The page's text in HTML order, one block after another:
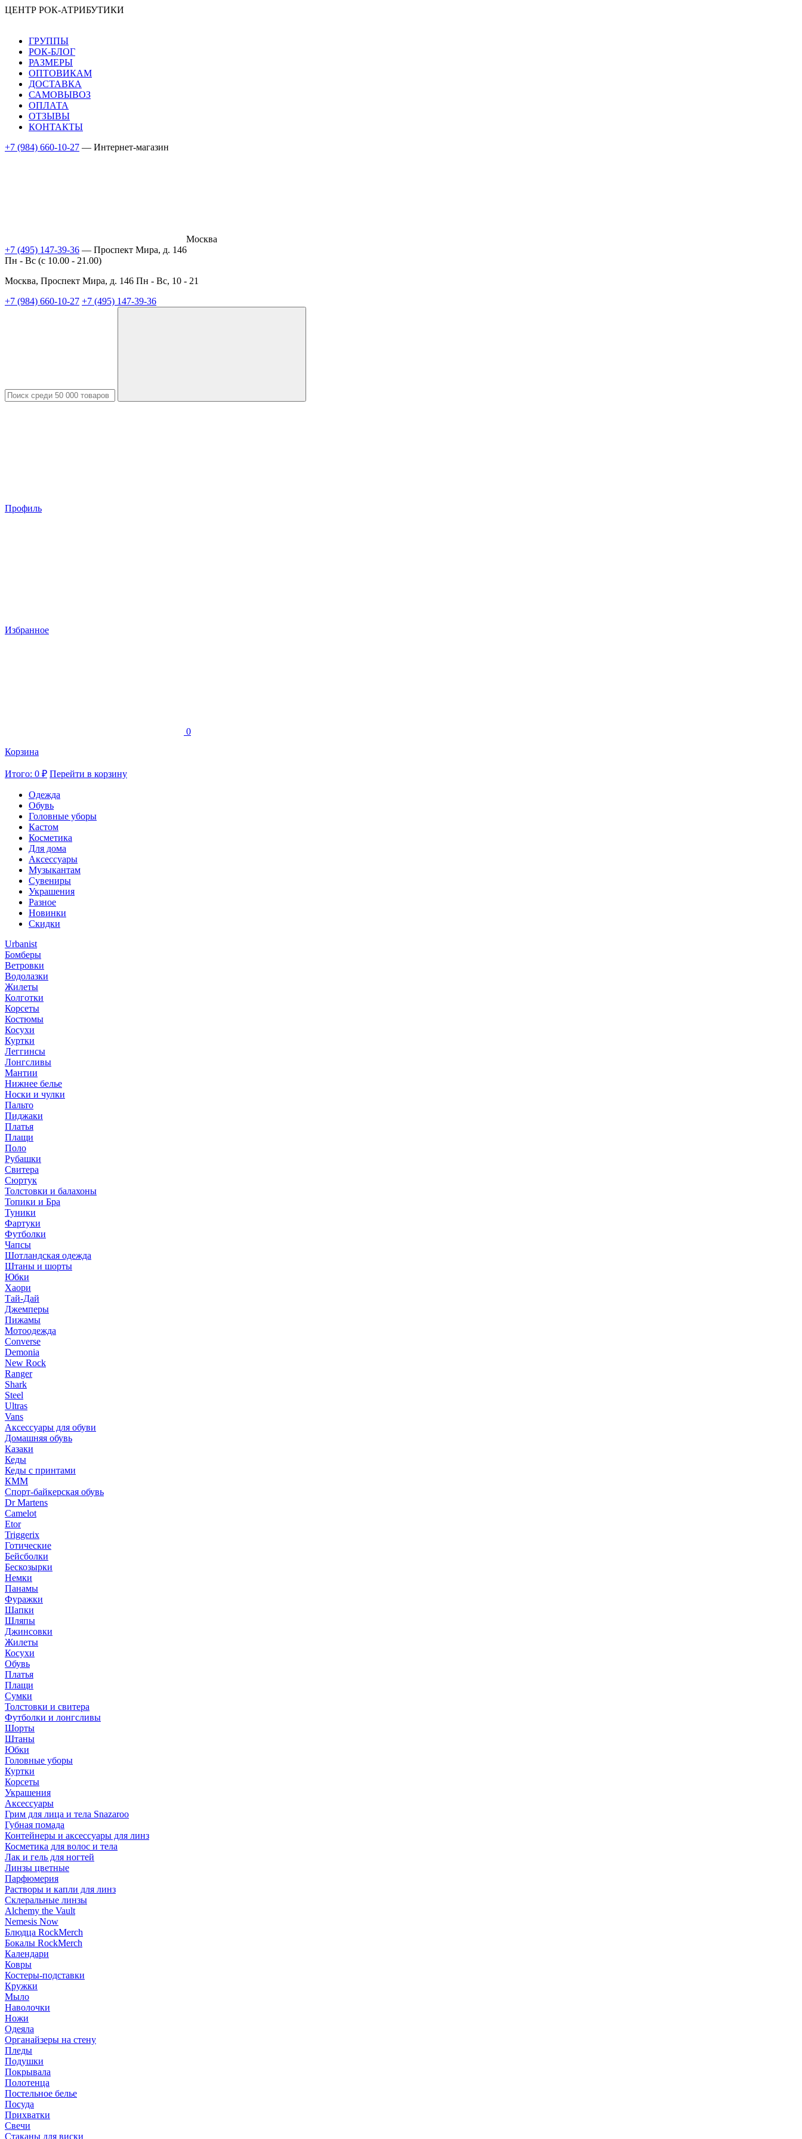
ЦЕНТР РОК-АТРИБУТИКИ
ГРУППЫ
РОК-БЛОГ
РАЗМЕРЫ
ОПТОВИКАМ
ДОСТАВКА
САМОВЫВОЗ
ОПЛАТА
ОТЗЫВЫ
КОНТАКТЫ
+7 (984) 660-10-27 — Интернет-магазин
Москва
+7 (495) 147-39-36 — Проспект Мира, д. 146
Пн - Вс (c 10.00 - 21.00)
Москва, Проспект Мира, д. 146 Пн - Вс, 10 - 21
+7 (984) 660-10-27 +7 (495) 147-39-36
Профиль
Избранное
0
Корзина
Итого: 0 ₽ Перейти в корзину
Одежда
Обувь
Головные уборы
Кастом
Косметика
Для дома
Аксессуары
Музыкантам
Сувениры
Украшения
Разное
Новинки
Скидки
Urbanist
Бомберы
Ветровки
Водолазки
Жилеты
Колготки
Корсеты
Костюмы
Косухи
Куртки
Леггинсы
Лонгсливы
Мантии
Нижнее белье
Носки и чулки
Пальто
Пиджаки
Платья
Плащи
Поло
Рубашки
Свитера
Сюртук
Толстовки и балахоны
Топики и Бра
Туники
Фартуки
Футболки
Чапсы
Шотландская одежда
Штаны и шорты
Юбки
Хаори
Тай-Дай
Джемперы
Пижамы
Мотоодежда
Converse
Demonia
New Rock
Ranger
Shark
Steel
Ultras
Vans
Аксессуары для обуви
Домашняя обувь
Казаки
Кеды
Кеды с принтами
КММ
Спорт-байкерская обувь
Dr Martens
Camelot
Etor
Triggerix
Готические
Бейсболки
Бескозырки
Немки
Панамы
Фуражки
Шапки
Шляпы
Джинсовки
Жилеты
Косухи
Обувь
Платья
Плащи
Сумки
Толстовки и свитера
Футболки и лонгсливы
Шорты
Штаны
Юбки
Головные уборы
Куртки
Корсеты
Украшения
Аксессуары
Грим для лица и тела Snazaroo
Губная помада
Контейнеры и аксессуары для линз
Косметика для волос и тела
Лак и гель для ногтей
Линзы цветные
Парфюмерия
Растворы и капли для линз
Склеральные линзы
Alchemy the Vault
Nemesis Now
Блюдца RockMerch
Бокалы RockMerch
Календари
Ковры
Костеры-подставки
Кружки
Мыло
Наволочки
Ножи
Одеяла
Органайзеры на стену
Пледы
Подушки
Покрывала
Полотенца
Постельное белье
Посуда
Прихватки
Свечи
Стаканы для виски